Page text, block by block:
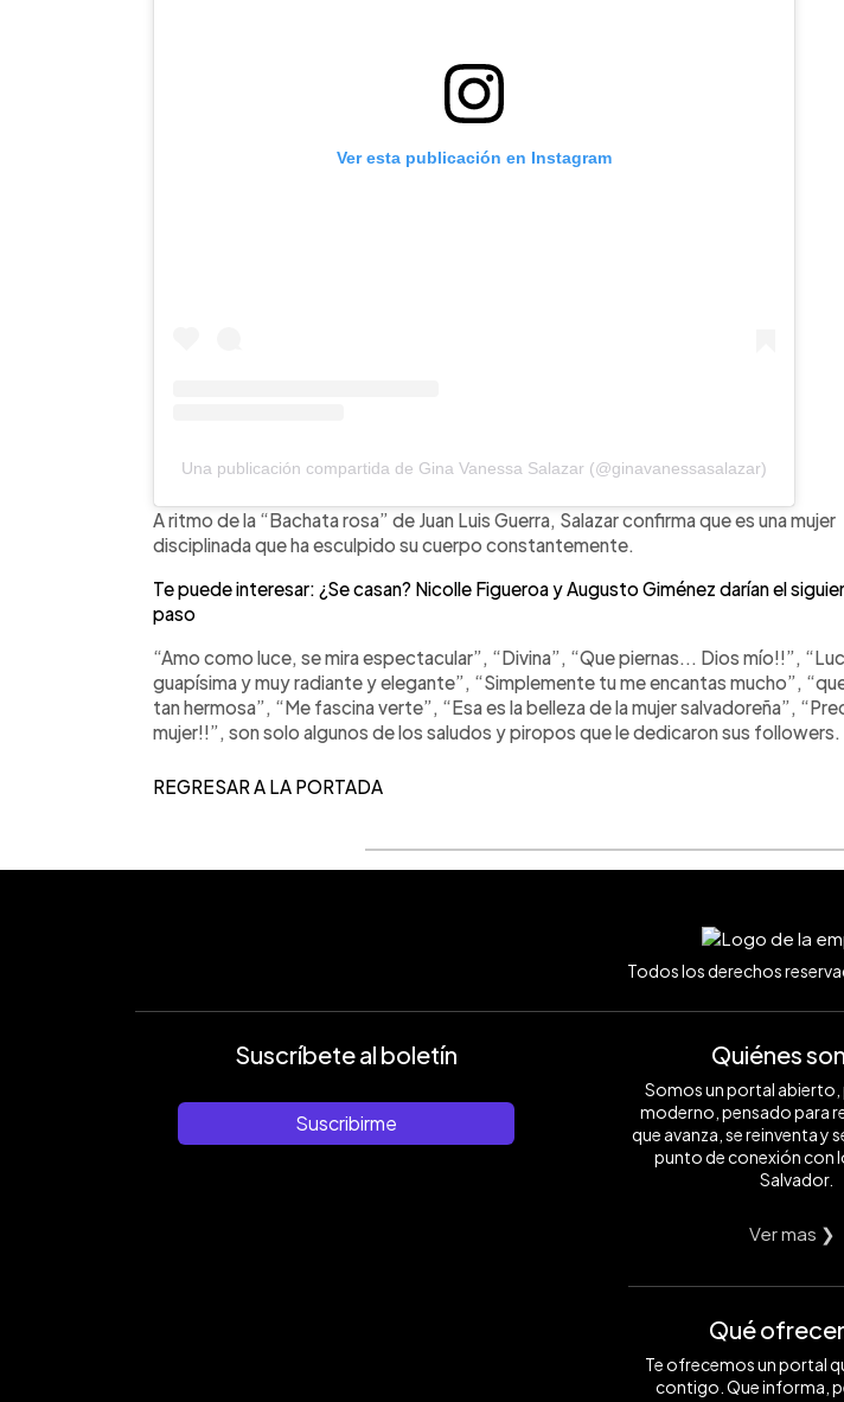
Ver esta publicación en Instagram
Una publicación compartida de Gina Vanessa Salazar (@ginavanessasalazar)
A ritmo de la “Bachata rosa” de Juan Luis Guerra, Salazar confirma que es una mujer
disciplinada que ha esculpido su cuerpo constantemente.
Te puede interesar: ¿Se casan? Nicolle Figueroa y Augusto Giménez darían el
paso
“Amo como luce, se mira espectacular”, “Divina”, “Que piernas... Dios mío!!”,
guapísima y muy radiante y elegante”, “Simplemente tu me encantas mucho”,
tan hermosa”, “Me fascina verte”, “Esa es la belleza de la mujer salvadoreña”,
mujer!!”, son solo algunos de los saludos y piropos que le dedicaron sus followers.
REGRESAR A LA PORTADA
Todos los derechos
Suscríbete al boletín
Suscribirme
Quiénes
Somos un portal
moderno, pensado para
que avanza, se reinventa y
punto de conexión con
Salvador.
Ver mas ❯
Qué
Te ofrecemos un portal
contigo. Que informa,